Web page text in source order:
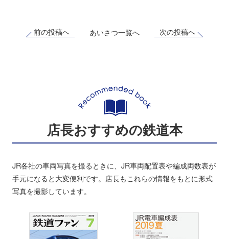
前の投稿へ あいさつ一覧へ 次の投稿へ
店長おすすめの鉄道本
JR各社の車両写真を撮るときに、JR車両配置表や編成両数表が
手元になると大変便利です。店長もこれらの情報をもとに形式
写真を撮影しています。